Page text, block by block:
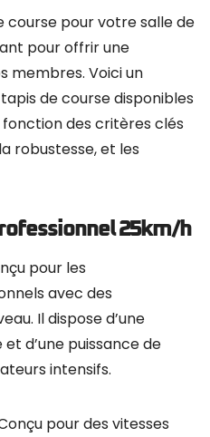
course pour votre salle de
pour offrir une
membres. Voici un
de course disponibles
fonction des critères clés
robustesse, et les
25km/h
pour les
avec des
Il dispose d’une
d’une puissance de
intensifs.
pour des vitesses